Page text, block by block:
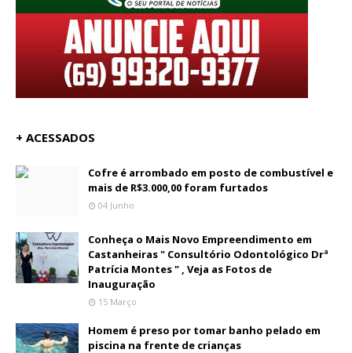
+ ACESSADOS
Cofre é arrombado em posto de combustível e
mais de R$3.000,00 foram furtados
04 Junho
Conheça o Mais Novo Empreendimento em
Castanheiras " Consultório Odontológico Drª
Patrícia Montes " , Veja as Fotos de
Inauguração
15 Março
Homem é preso por tomar banho pelado em
piscina na frente de crianças